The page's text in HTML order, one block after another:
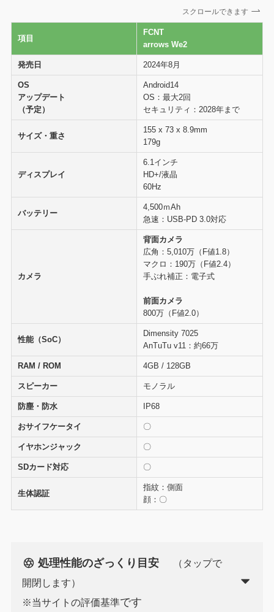
スクロールできます
項目
FCNT
arrows We2
発売日 2024年8月
OS
アップデート
（予定）
Android14
OS：最大2回
セキュリティ：2028年まで
サイズ・重さ
155 x 73 x 8.9mm
179g
ディスプレイ
6.1インチ
HD+/液晶
60Hz
バッテリー
4,500ｍAh
急速：USB‑PD 3.0対応
カメラ
背面カメラ
広角：5,010万（F値1.8）
マクロ：190万（F値2.4）
手ぶれ補正：電子式
前面カメラ
800万（F値2.0）
性能（SoC）
Dimensity 7025
AnTuTu v11：約66万
RAM / ROM 4GB / 128GB
スピーカー モノラル
防塵・防水 IP68
おサイフケータイ 〇
イヤホンジャック 〇
SDカード対応 〇
生体認証
指紋：側面
顔：〇
処理性能のざっくり目安
（タップで
開閉します）
※当サイトの評価基準です